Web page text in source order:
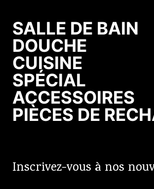
SALLE DE BAIN
DOUCHE
CUISINE
SPÉCIAL
ACCESSOIRES
PIÈCES DE
Inscrivez-vous à nos